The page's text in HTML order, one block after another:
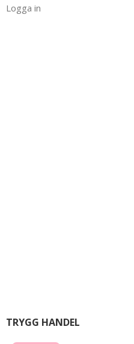
Logga in
TRYGG HANDEL